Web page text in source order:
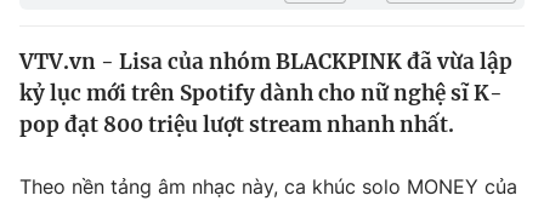
Thế giới
Kinh tế
VTV.vn - Lisa của nhóm BLACKPINK đã vừa lập
kỷ lục mới trên Spotify dành cho nữ nghệ sĩ K-
pop đạt 800 triệu lượt stream nhanh nhất.
Theo nền tảng âm nhạc này, ca khúc solo MONEY của